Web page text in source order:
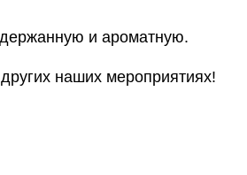
и ароматную.
наших мероприятиях!